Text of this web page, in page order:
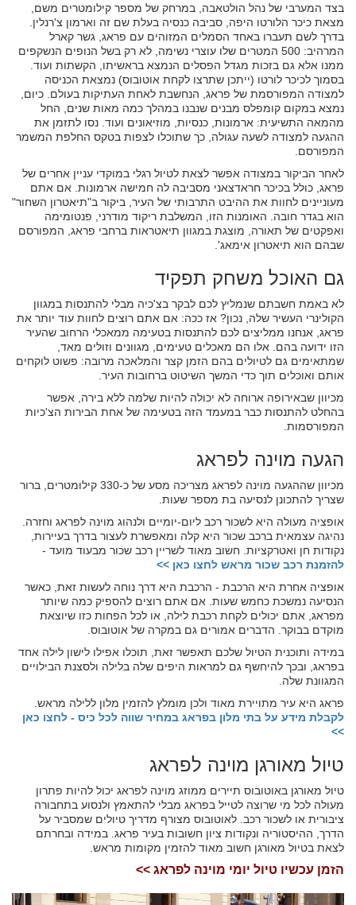
בצד המערבי של נהל הולטאבה, במרחק של מספר קילומטרים משם,
מצאת כיכר הלורטו היפה, סביבה כנסיה בעלת שם זה וארמון צ'רנלין.
בדרך לשם תעברו באחד הסמלים המזוהים עם פראג, גשר קארל
המרהיב: 500 המטרים שלו עוצרי נשימה, לא רק בשל הנופים הנשקפים
ממנו אלא גם בזכות מגדל הפסלים הנמצא בראשיתו, הקשתות ועוד.
בסמוך לכיכר לורטו (ייתכן שתרצו לקחת אוטובוס) נמצאת הכניסה
למצודה המפורסמת של פראג, הנחשבת לאחת העתיקות בעולם. כיום,
נמצא במקום קומפלס מבנים שנבנו במהלך כמה מאות שנים, החל
מהמאה התשיעית: ארמונות, כנסיות, מוזיאונים ועוד. נסו לתזמן את
ההגעה למצודה לשעה עגולה, כך שתוכלו לצפות בטקס החלפת המשמר
המפורסם.
לאחר הביקור במצודה אפשר לצאת לטיול רגלי במוקדי עניין אחרים של
פראג, כולל בכיכר חראדצאני מסביבה לה חמישה ארמונות. אם אתם
מעוניינים לחוות את ההיבט התרבותי של העיר, ביקור ב"תיאטרון השחור"
הוא בגדר חובה. האומנות הזו, המשלבת ריקוד מודרני, פנטומימה
ואפקטים של תאורה, מוצגת במגוון תיאטראות ברחבי פראג, המפורסם
שבהם הוא תיאטרון אימאג'.
גם האוכל משחק תפקיד
לא באמת חשבתם שנמליץ לכם לבקר בצ'כיה מבלי להתנסות במגוון
הקולינרי העשיר שלה, נכון? אז ככה: אם אתם רוצים לחוות עוד יותר את
פראג, אנחנו ממליצים לכם להתנסות בטעימה ממאכלי הרחוב שהעיר
הזו ידועה בהם. אלו הם מאכלים טעימים, מגוונים וזולים מאד,
שמתאימים גם לטיולים בהם הזמן קצר והמלאכה מרובה: פשוט לוקחים
אותם ואוכלים תוך כדי המשך השיטוט ברחובות העיר.
מכיוון שבאירופה ארוחה לא יכולה להיות שלמה ללא בירה, אפשר
בהחלט להתנסות כבר במעמד הזה בטעימה של אחת הבירות הצ'כיות
המפורסמות.
הגעה מוינה לפראג
מכיוון שההגעה מוינה לפראג מצריכה מסע של כ-330 קילומטרים, ברור
שצריך להתכונן לנסיעה בת מספר שעות.
אופציה מעולה היא לשכור רכב ליום-יומיים ולנהוג מוינה לפראג וחזרה.
נהיגה עצמאית ברכב שכור היא קלה ומאפשרת לעצור בדרך בעיירות,
נקודות חן ואטרקציות. חשוב מאוד לשריין רכב שכור מבעוד מועד -
להזמנת רכב שכור מראש לחצו כאן >>
אופציה אחרת היא הרכבת - הרכבת היא דרך נוחה לעשות זאת, כאשר
הנסיעה נמשכת כחמש שעות. אם אתם רוצים להספיק כמה שיותר
מפראג, אתם יכולים לקחת רכבת לילה, או לכל הפחות כזו שיוצאת
מוקדם בבוקר. הדברים אמורים גם במקרה של אוטובוס.
במידה ותוכנית הטיול שלכם תאפשר זאת, תוכלו אפילו לישון לילה אחד
בפראג, ובכך להיחשף גם למראות היפים שלה בלילה ולסצנת הבילויים
המגוונת שלה.
פראג היא עיר מתויירת מאוד ולכן מומלץ להזמין מלון ללילה מראש.
לקבלת מידע על בתי מלון בפראג במחיר שווה לכל כיס - לחצו כאן
>>
טיול מאורגן מוינה לפראג
טיול מאורגן באוטובוס תיירים ממוזג מוינה לפראג יכול להיות פתרון
מעולה לכל מי שרוצה לטייל בפראג מבלי להתאמץ ולנסוע בתחבורה
ציבורית או לשכור רכב. לאוטובוס מצורף מדריך טיולים שמסביר על
הדרך, ההיסטוריה ונקודות ציון חשובות בעיר פראג. במידה ובחרתם
לצאת בטיול מאורגן חשוב מאוד להזמין מקומות מראש.
הזמן עכשיו טיול יומי מוינה לפראג >>